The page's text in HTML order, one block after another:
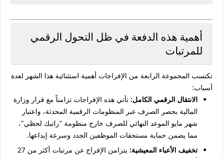
أهمية هذه الدفعة في ظل التحول الرقمي
للمرتبات
تكتسب المجموعة الرابعة من الإفراجات أهمية استثنائية هذا الشهر لعدة
أسباب:
الانتقال الرقمي الكامل: تأتي هذه الإفراجات تزامناً مع قرار وزارة
المالية بحصر الصرف عبر المنظومات الرقمية المحدثة، واعتبار
شهر مايو الموعد النهائي للصرف خارج منظومة "راتبك لحظي"،
مما يضمن حماية مستحقات الموظفين الجدد وسرعة إيداعها.
تخفيف الأعباء المعيشية:
يتزامن الإفراج عن مرتبات أكثر من 27